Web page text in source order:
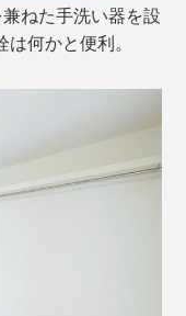
ねた手洗い器を設
何かと便利。